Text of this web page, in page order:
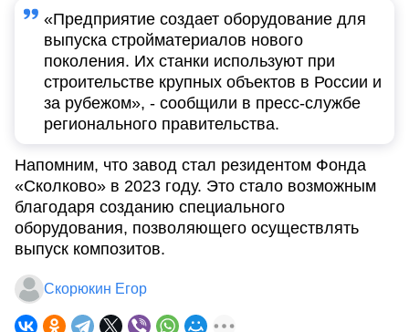
«Предприятие создает оборудование для
выпуска стройматериалов нового
поколения. Их станки используют при
строительстве крупных объектов в России и
за рубежом», - сообщили в пресс-службе
регионального правительства.
Напомним, что завод стал резидентом Фонда
«Сколково» в 2023 году. Это стало возможным
благодаря созданию специального
оборудования, позволяющего осуществлять
выпуск композитов.
Скорюкин Егор